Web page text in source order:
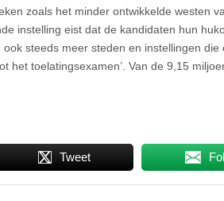
zoals het minder ontwikkelde westen
instelling eist dat de kandidaten hun
steeds meer steden en instellingen die
het toelatingsexamen’. Van de 9,15
Tweet